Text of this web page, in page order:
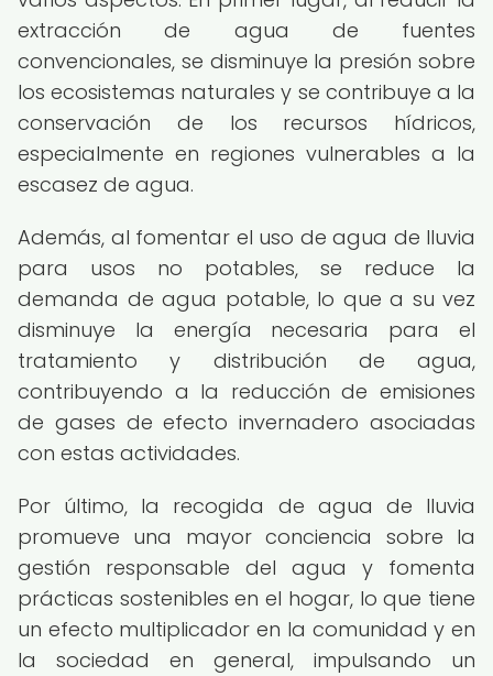
extracción de agua de fuentes
convencionales, se disminuye la presión sobre
los ecosistemas naturales y se contribuye a la
conservación de los recursos hídricos,
especialmente en regiones vulnerables a la
escasez de agua.
Además, al fomentar el uso de agua de lluvia
para usos no potables, se reduce la
demanda de agua potable, lo que a su vez
disminuye la energía necesaria para el
tratamiento y distribución de agua,
contribuyendo a la reducción de emisiones
de gases de efecto invernadero asociadas
con estas actividades.
Por último, la recogida de agua de lluvia
promueve una mayor conciencia sobre la
gestión responsable del agua y fomenta
prácticas sostenibles en el hogar, lo que tiene
un efecto multiplicador en la comunidad y en
la sociedad en general, impulsando un